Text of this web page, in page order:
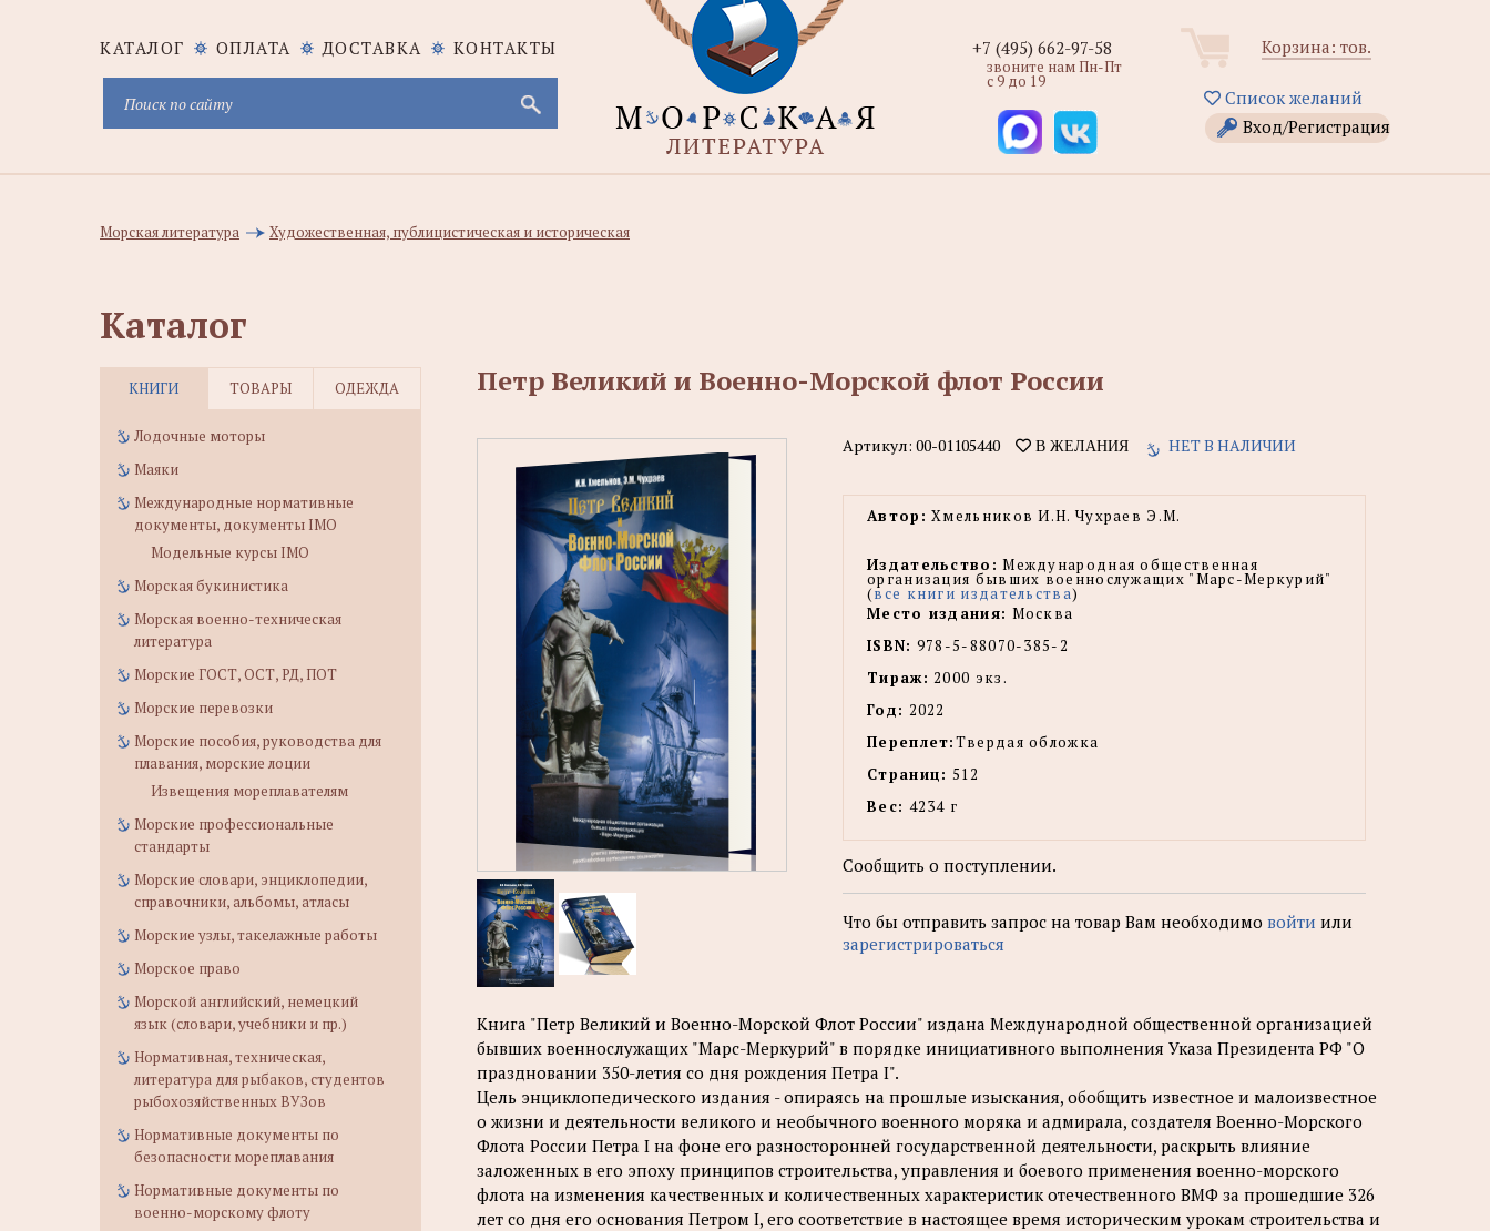
КАТАЛОГ ОПЛАТА ДОСТАВКА КОНТАКТЫ Корзина: тов.
Список желаний
Вход/Регистрация
+7 (495) 662-97-58
звоните нам Пн-Пт
с 9 до 19
Морская литература Художественная, публицистическая и историческая
Каталог
КНИГИ ТОВАРЫ ОДЕЖДА
Лодочные моторы
Маяки
Международные нормативные
документы, документы IMO
Модельные курсы IMO
Морская букинистика
Морская военно-техническая
литература
Морские ГОСТ, ОСТ, РД, ПОТ
Морские перевозки
Морские пособия, руководства для
плавания, морские лоции
Извещения мореплавателям
Морские профессиональные
стандарты
Морские словари, энциклопедии,
справочники, альбомы, атласы
Морские узлы, такелажные работы
Морское право
Морской английский, немецкий
язык (словари, учебники и пр.)
Нормативная, техническая,
литература для рыбаков, студентов
рыбохозяйственных ВУЗов
Нормативные документы по
безопасности мореплавания
Нормативные документы по
военно-морскому флоту
Петр Великий и Военно-Морской флот России
Артикул: 00-01105440 В ЖЕЛАНИЯ НЕТ В НАЛИЧИИ
Автор: Хмельников И.Н. Чухраев Э.М.
Издательство: Международная общественная
организация бывших военнослужащих "Марс-Меркурий"
(все книги издательства)
Место издания: Москва
ISBN: 978-5-88070-385-2
Тираж: 2000 экз.
Год: 2022
Переплет:Твердая обложка
Страниц: 512
Вес: 4234 г
Сообщить о поступлении.
Что бы отправить запрос на товар Вам необходимо войти или
зарегистрироваться
Книга "Петр Великий и Военно-Морской Флот России" издана Международной общественной организацией
бывших военнослужащих "Марс-Меркурий" в порядке инициативного выполнения Указа Президента РФ "О
праздновании 350-летия со дня рождения Петра I".
Цель энциклопедического издания - опираясь на прошлые изыскания, обобщить известное и малоизвестное
о жизни и деятельности великого и необычного военного моряка и адмирала, создателя Военно-Морского
Флота России Петра I на фоне его разносторонней государственной деятельности, раскрыть влияние
заложенных в его эпоху принципов строительства, управления и боевого применения военно-морского
флота на изменения качественных и количественных характеристик отечественного ВМФ за прошедшие 326
лет со дня его основания Петром I, его соответствие в настоящее время историческим урокам строительства и